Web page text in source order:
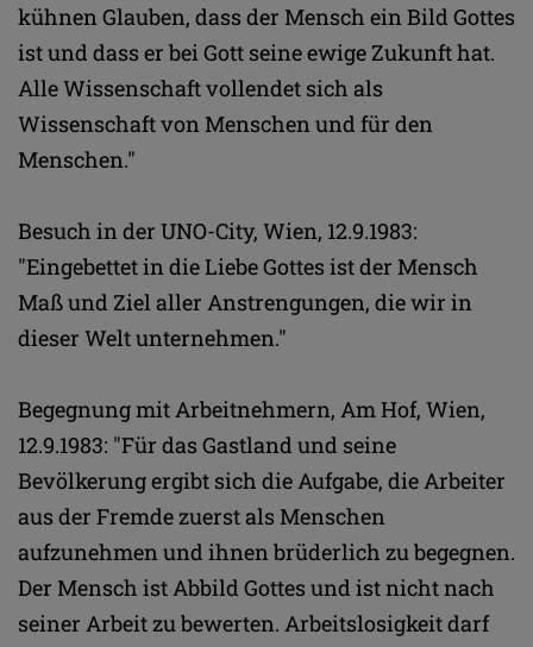
kühnen Glauben, dass der Mensch ein Bild Gottes
ist und dass er bei Gott seine ewige Zukunft hat.
Alle Wissenschaft vollendet sich als
Wissenschaft von Menschen und für den
Menschen."
Besuch in der UNO-City, Wien, 12.9.1983:
"Eingebettet in die Liebe Gottes ist der Mensch
Maß und Ziel aller Anstrengungen, die wir in
dieser Welt unternehmen."
Begegnung mit Arbeitnehmern, Am Hof, Wien,
12.9.1983: "Für das Gastland und seine
Bevölkerung ergibt sich die Aufgabe, die Arbeiter
aus der Fremde zuerst als Menschen
aufzunehmen und ihnen brüderlich zu begegnen.
Der Mensch ist Abbild Gottes und ist nicht nach
seiner Arbeit zu bewerten. Arbeitslosigkeit darf